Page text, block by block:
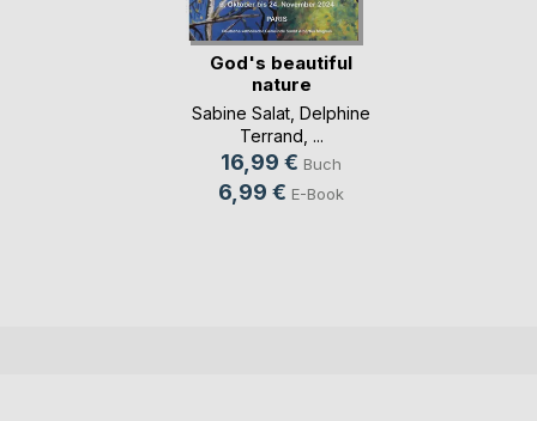
God's beautiful
nature
Sabine Salat Delphine
Terrand , ...
16,99 € Buch
6,99 € E-Book